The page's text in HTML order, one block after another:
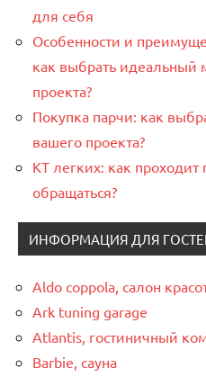
для себя
Особенности и
как выбрать идеальный
проекта?
Покупка парчи: как
вашего проекта?
КТ легких: как проходит
обращаться?
ИНФОРМАЦИЯ ДЛЯ
Aldo coppola, салон
Ark tuning garage
Atlantis, гостиничный
Barbie, сауна